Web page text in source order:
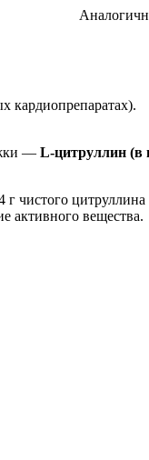
кардиопрепаратах).
— L-цитруллин (в
цитруллина
активного вещества.